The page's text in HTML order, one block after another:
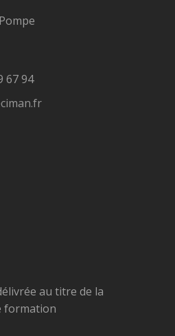
67 94
au titre de la
formation